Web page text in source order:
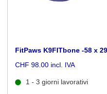
FitPaws K9FITbone -58 x
CHF 98.00 incl. IVA
1 - 3 giorni lavorativi